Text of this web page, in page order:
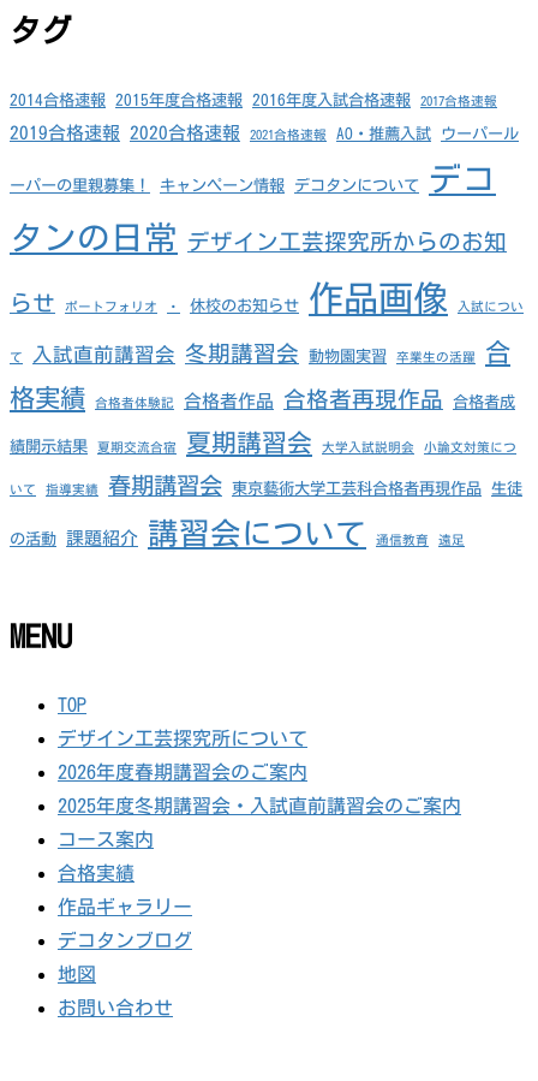
タグ
2014合格速報 2015年度合格速報 2016年度入試合格速報 2017合格速報
2019合格速報 2020合格速報 2021合格速報 AO・推薦入試 ウーパール
ーパーの里親募集！ キャンペーン情報 デコタンについて
デコ
タンの日常
デザイン工芸探究所からのお知
らせ ポートフォリオ ・ 休校のお知らせ 作品画像 入試につい
て 入試直前講習会 冬期講習会 動物園実習 卒業生の活躍
合
格実績
合格者体験記 合格者作品 合格者再現作品 合格者成
績開示結果 夏期交流合宿 夏期講習会 大学入試説明会 小論文対策につ
いて 指導実績 春期講習会 東京藝術大学工芸科合格者再現作品 生徒
の活動 課題紹介 講習会について 通信教育 遠足
MENU
TOP
デザイン工芸探究所について
2026年度春期講習会のご案内
2025年度冬期講習会・入試直前講習会のご案内
コース案内
合格実績
作品ギャラリー
デコタンブログ
地図
お問い合わせ